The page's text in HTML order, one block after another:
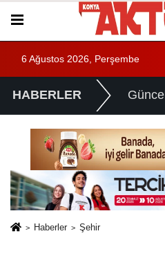
6 Ağustos 2026, Perşembe
HABERLER Güncel
Haberler Şehir